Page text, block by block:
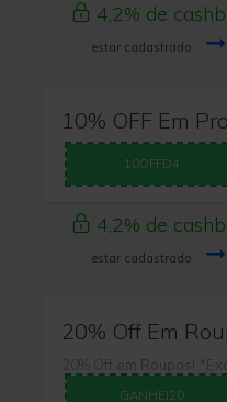
4,2% de
estar cadastrado
10% OFF Em
10OFFD4
4,2% de
estar cadastrado
20% Off Em
20% Off em Roupas!
GANHEI20